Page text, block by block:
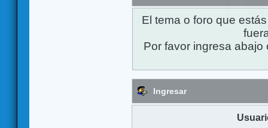
El tema o foro que
Por favor ingresa
Ingresar